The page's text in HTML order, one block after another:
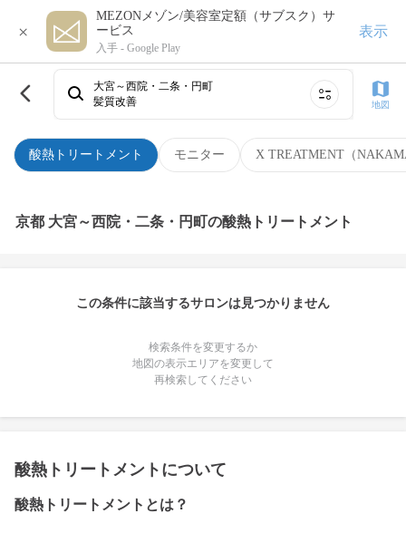
×
MEZONメゾン/美容室定額（サブスク）サ
ービス
入手 - Google Play
表示
酸熱トリートメント モニター X TREATMENT（
大宮～西院・二条・円町
髪質改善
地図
京都 大宮～西院・二条・円町の酸熱トリートメント
この条件に該当するサロンは見つかりません
検索条件を変更するか
地図の表示エリアを変更して
再検索してください
酸熱トリートメントについて
酸熱トリートメントとは？